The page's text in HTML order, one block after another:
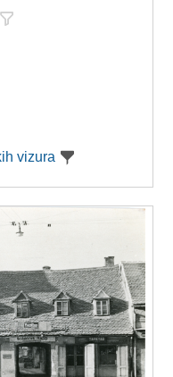
vizura